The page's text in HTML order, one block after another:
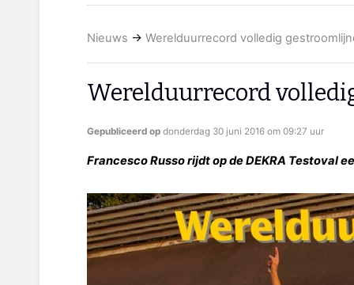
RSS
Nieuws → Werelduurrecord volledig
Werelduurrecord
Gepubliceerd op donderdag 30 juni 2016 om 09:27 uur
Francesco Russo rijdt op de DEKRA Testoval